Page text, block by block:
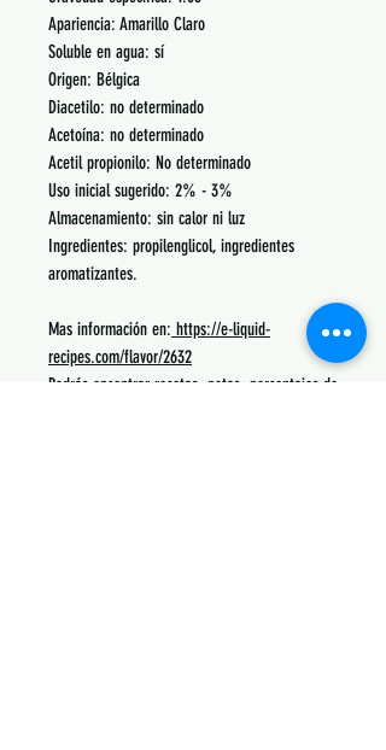
Apariencia: Amarillo Claro
Soluble en agua: sí
Origen: Bélgica
Diacetilo: no determinado
Acetoína: no determinado
Acetil propionilo: No determinado
Uso inicial sugerido: 2% - 3%
Almacenamiento: sin calor ni luz
Ingredientes: propilenglicol, ingredientes
aromatizantes.
Mas información en: https://e-liquid-
recipes.com/flavor/2632
Podrás encontrar recetas, notas, porcentajes de